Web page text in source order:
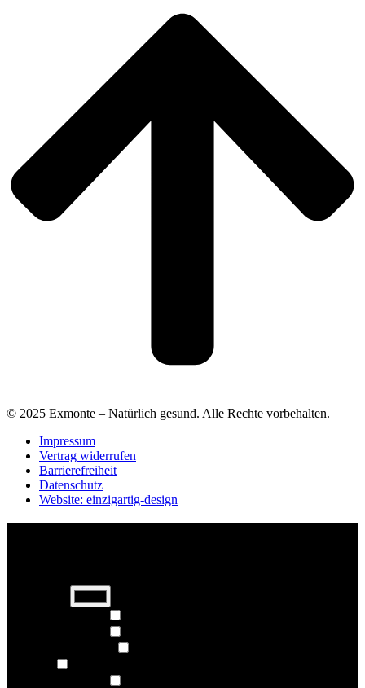
© 2025 Exmonte – Natürlich gesund. Alle Rechte vorbehalten.
Impressum
Vertrag widerrufen
Barrierefreiheit
Datenschutz
Website: einzigartig-design